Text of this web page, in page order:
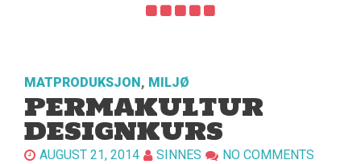
MATPRODUKSJON , MILJØ
PERMAKULTUR
DESIGNKURS
AUGUST 21, 2014 SINNES NO COMMENTS